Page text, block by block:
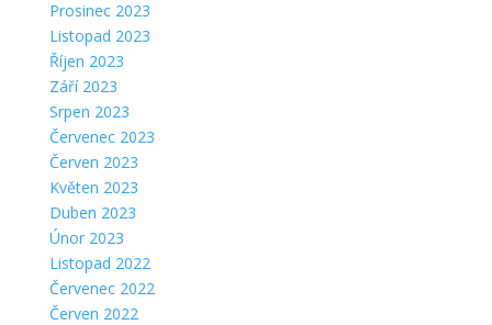
Prosinec 2023
Listopad 2023
Říjen 2023
Září 2023
Srpen 2023
Červenec 2023
Červen 2023
Květen 2023
Duben 2023
Únor 2023
Listopad 2022
Červenec 2022
Červen 2022